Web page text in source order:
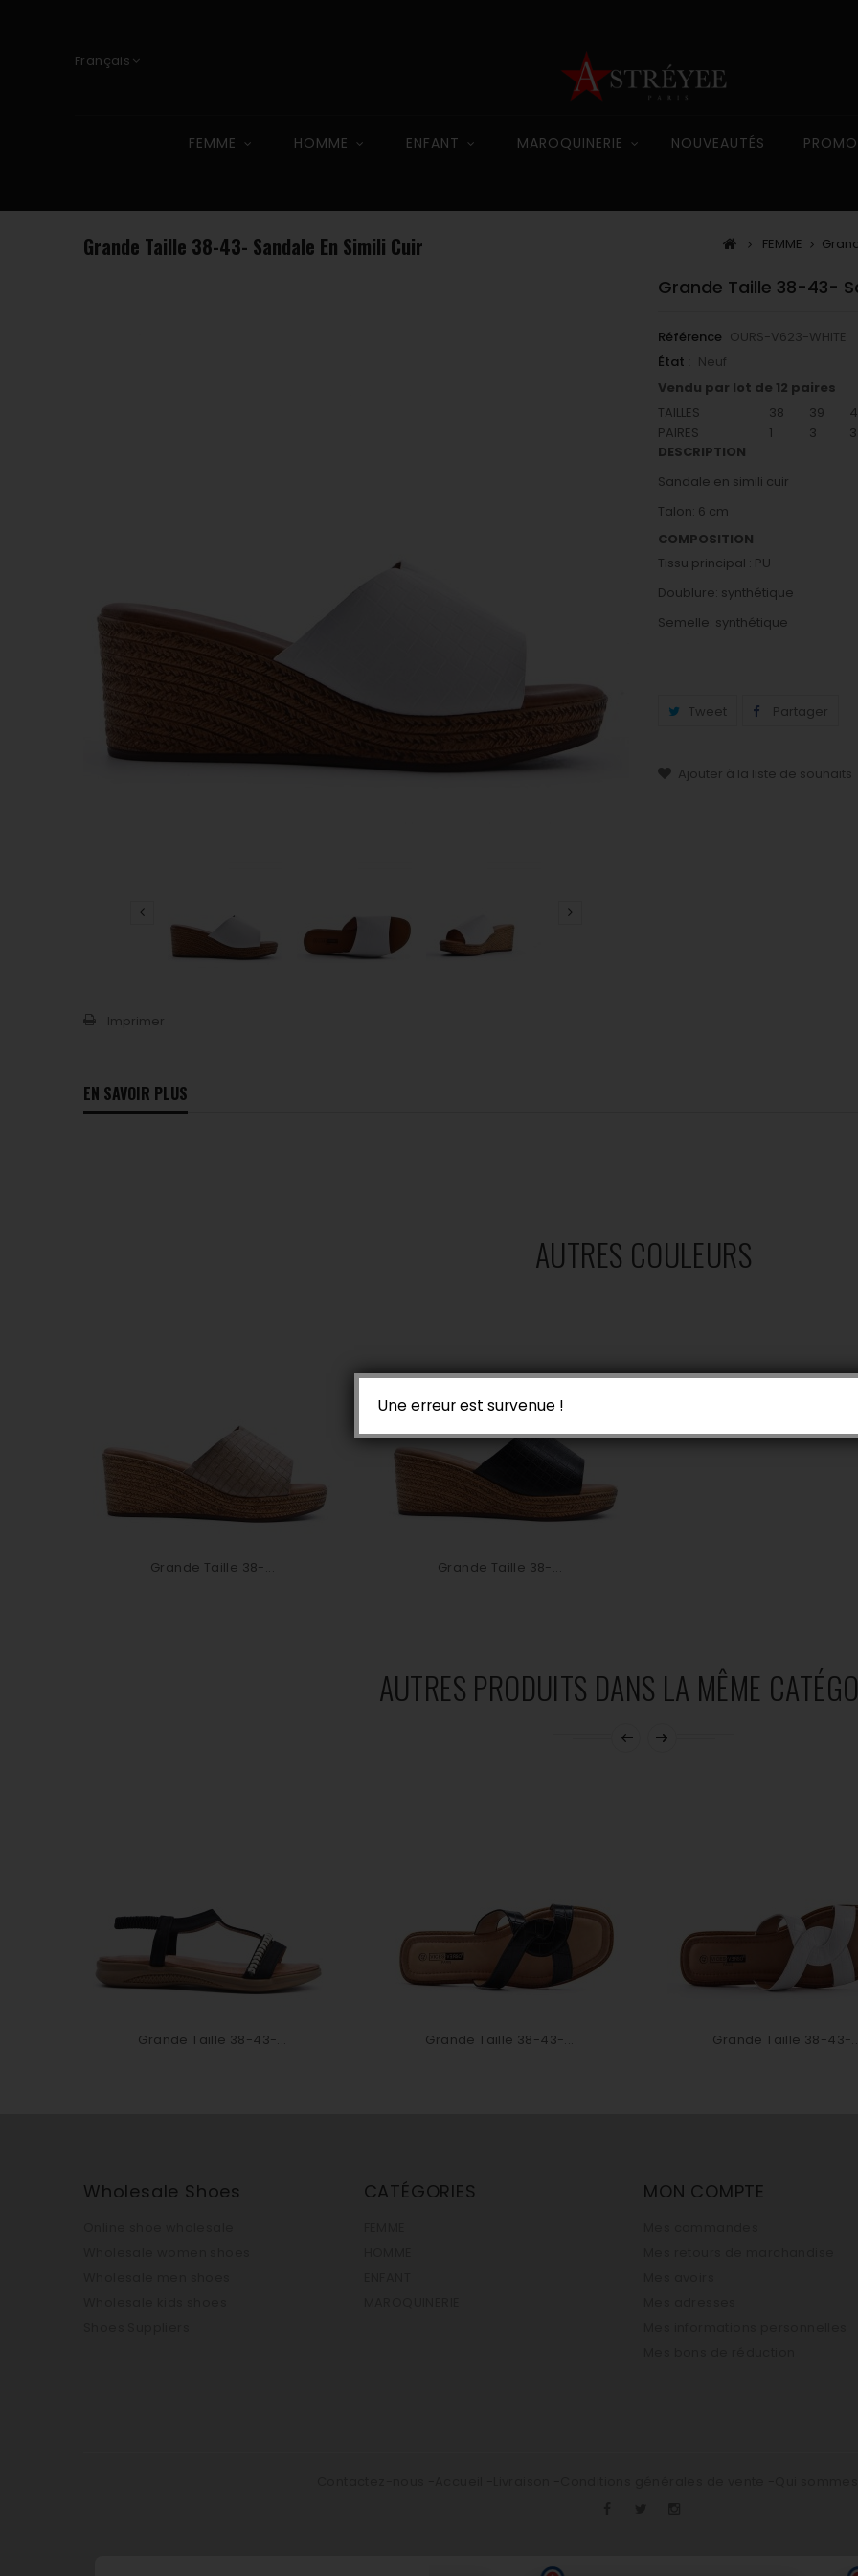
Français
FEMME HOMME ENFANT MAROQUINERIE NOUVEAUTÉS
Grande Taille 38-43- Sandale En Simili Cuir FEMME
Imprimer
Grande Taille 38-43-
Référence OURS-V623-WHITE
État : Neuf
Vendu par lot de 12 paires
TAILLES
38 39
PAIRES
1 3
3
DESCRIPTION
Sandale en simili cuir
Talon: 6 cm
COMPOSITION
Tissu principal : PU
Doublure: synthétique
Semelle: synthétique
Tweet Partager
Ajouter à la liste de souhaits
EN SAVOIR PLUS
AUTRES COULEURS
Grande Taille 38-... Grande Taille 38-...
AUTRES PRODUITS DANS LA MÊME
Grande Taille 38-43-... Grande Taille 38-43-... Grande Taille 38-43-
Wholesale Shoes CATÉGORIES MON COMPTE
Une erreur est survenue !